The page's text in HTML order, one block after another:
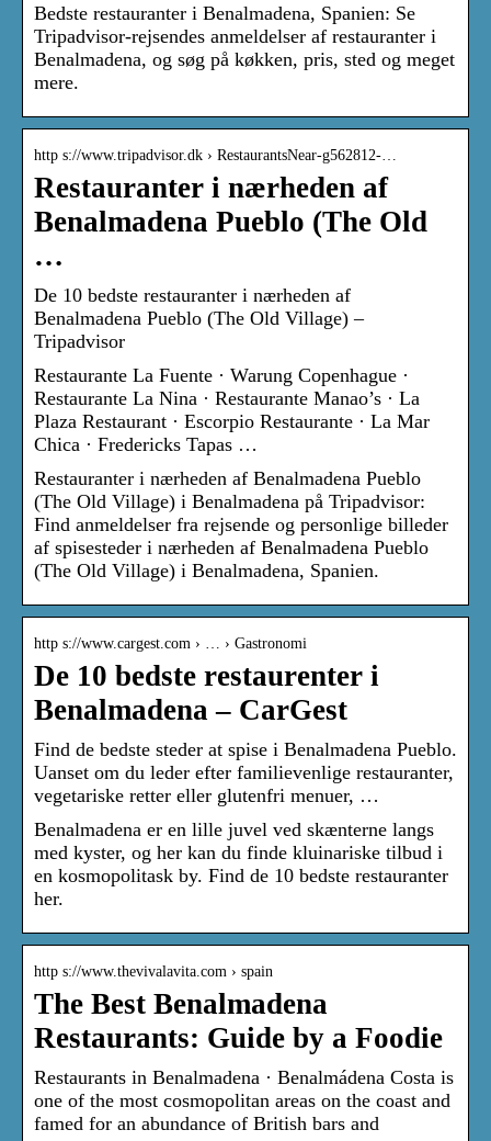
Bedste restauranter i Benalmadena, Spanien: Se
Tripadvisor-rejsendes anmeldelser af restauranter i
Benalmadena, og søg på køkken, pris, sted og meget
mere.
http s://www.tripadvisor.dk › RestaurantsNear-g562812-…
Restauranter i nærheden af
Benalmadena Pueblo (The Old
…
De 10 bedste restauranter i nærheden af
Benalmadena Pueblo (The Old Village) –
Tripadvisor
Restaurante La Fuente · Warung Copenhague ·
Restaurante La Nina · Restaurante Manao’s · La
Plaza Restaurant · Escorpio Restaurante · La Mar
Chica · Fredericks Tapas …
Restauranter i nærheden af Benalmadena Pueblo
(The Old Village) i Benalmadena på Tripadvisor:
Find anmeldelser fra rejsende og personlige billeder
af spisesteder i nærheden af Benalmadena Pueblo
(The Old Village) i Benalmadena, Spanien.
http s://www.cargest.com › … › Gastronomi
De 10 bedste restaurenter i
Benalmadena – CarGest
Find de bedste steder at spise i Benalmadena Pueblo.
Uanset om du leder efter familievenlige restauranter,
vegetariske retter eller glutenfri menuer, …
Benalmadena er en lille juvel ved skænterne langs
med kyster, og her kan du finde kluinariske tilbud i
en kosmopolitask by. Find de 10 bedste restauranter
her.
http s://www.thevivalavita.com › spain
The Best Benalmadena
Restaurants: Guide by a Foodie
Restaurants in Benalmadena · Benalmádena Costa is
one of the most cosmopolitan areas on the coast and
famed for an abundance of British bars and